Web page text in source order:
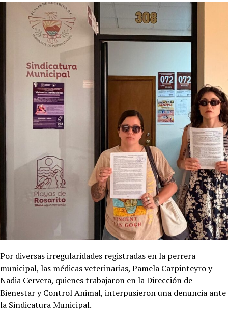
Por diversas irregularidades registradas en la perrera
municipal, las médicas veterinarias, Pamela Carpinteyro y
Nadia Cervera, quienes trabajaron en la Dirección de
Bienestar y Control Animal, interpusieron una denuncia ante
la Sindicatura Municipal.